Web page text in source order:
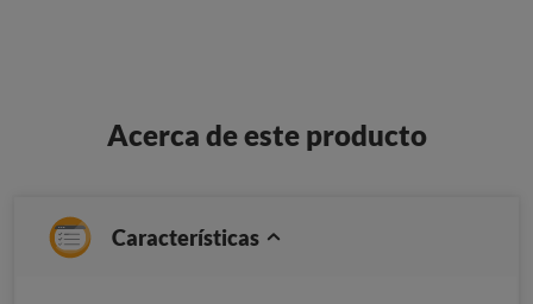
Acerca de este producto
Características